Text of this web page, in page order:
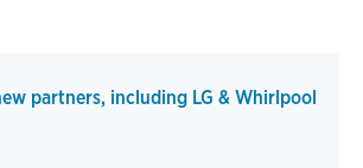
partners, including LG & Whirlpool